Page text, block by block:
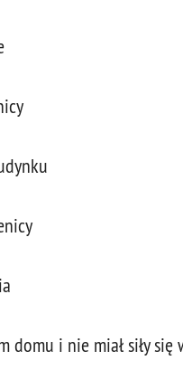
domu i nie miał siły się